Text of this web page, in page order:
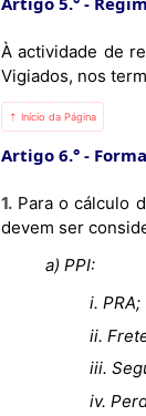
À actividade de
Vigiados, nos
⇡ Início da Página
Artigo 6.°
1. Para o cálculo do preço de comercialização do JET A1, para as categorias do produtor, grossista e retalhista,
devem ser
a) PPI:
i. PRA;
ii.
iii.
iv.